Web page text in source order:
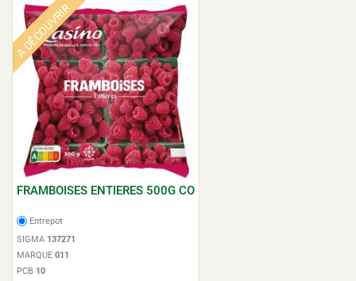
A DÉCOUVRIR
FRAMBOISES ENTIERES 500G CO
Entrepot
SIGMA 137271
MARQUE 011
PCB 10